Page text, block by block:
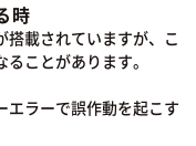
時
搭載されていますが、こ
ことがあります。
エラーで誤作動を起こす